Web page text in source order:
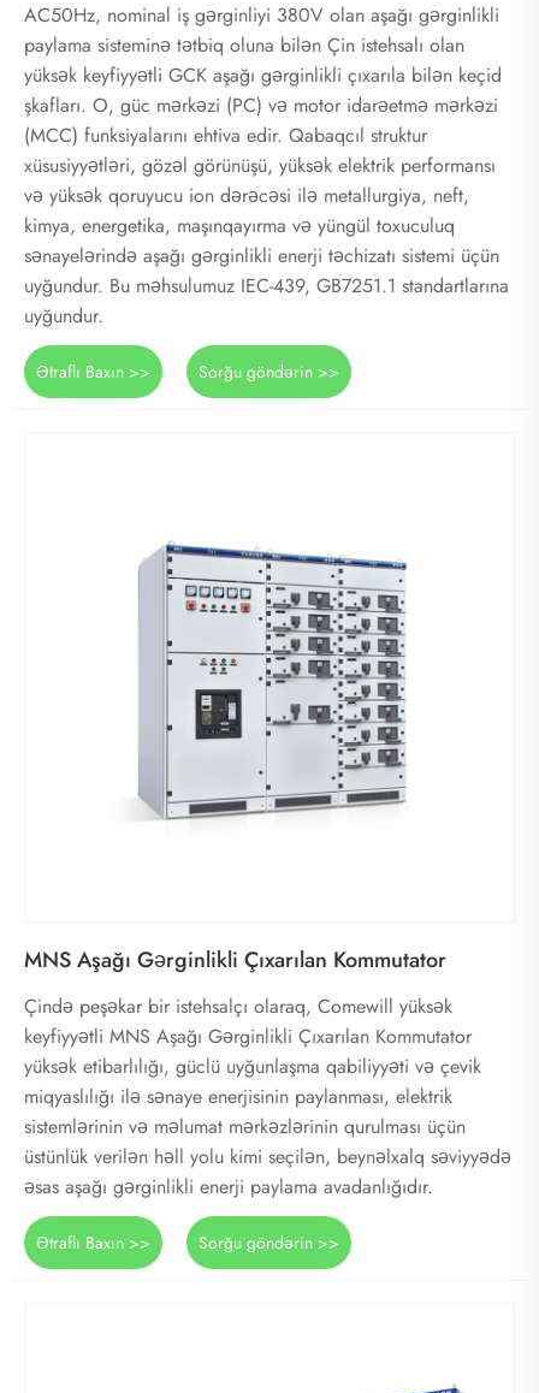
AC50Hz, nominal iş gərginliyi 380V olan aşağı gərginlikli
paylama sisteminə tətbiq oluna bilən Çin istehsalı olan
yüksək keyfiyyətli GCK aşağı gərginlikli çıxarıla bilən keçid
şkafları. O, güc mərkəzi (PC) və motor idarəetmə mərkəzi
(MCC) funksiyalarını ehtiva edir. Qabaqcıl struktur
xüsusiyyətləri, gözəl görünüşü, yüksək elektrik performansı
və yüksək qoruyucu ion dərəcəsi ilə metallurgiya, neft,
kimya, energetika, maşınqayırma və yüngül toxuculuq
sənayelərində aşağı gərginlikli enerji təchizatı sistemi üçün
uyğundur. Bu məhsulumuz IEC-439, GB7251.1 standartlarına
uyğundur.
Ətraflı Baxın >> Sorğu göndərin >>
MNS Aşağı Gərginlikli Çıxarılan Kommutator
Çində peşəkar bir istehsalçı olaraq, Comewill yüksək
keyfiyyətli MNS Aşağı Gərginlikli Çıxarılan Kommutator
yüksək etibarlılığı, güclü uyğunlaşma qabiliyyəti və çevik
miqyaslılığı ilə sənaye enerjisinin paylanması, elektrik
sistemlərinin və məlumat mərkəzlərinin qurulması üçün
üstünlük verilən həll yolu kimi seçilən, beynəlxalq səviyyədə
əsas aşağı gərginlikli enerji paylama avadanlığıdır.
Ətraflı Baxın >> Sorğu göndərin >>